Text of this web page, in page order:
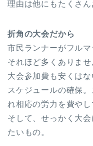
理由は他にもたくさん
折角の大会だから
市民ランナーがフル
それほど多くありませ
大会参加費も安くは
スケジュールの確保
れ相応の労力を費やし
そして、せっかく大
たいもの。